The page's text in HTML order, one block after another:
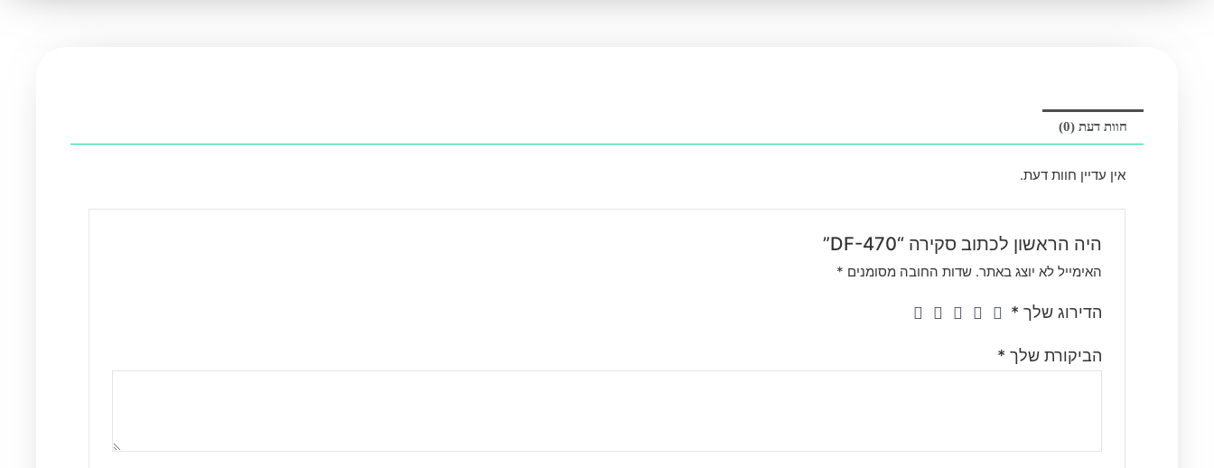
חוות דעת (0)
אין עדיין חוות דעת.
היה הראשון לכתוב סקירה “DF-470”
האימייל לא יוצג באתר. שדות החובה מסומנים *
הדירוג שלך *
הביקורת שלך *